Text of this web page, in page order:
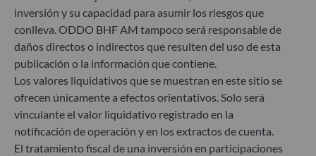
Gallusanlage 8
60329 Frankfurt am Main
+49 (0) 69 920 50 0
Sociedad Gestora de Carteras autorizada por la
Bundesanstalt für Finanzdienstleistungsaufsicht (“BaFin”)
Registro Comercial: HRB 11971 juzgado de primera
instancia de Düsseldorf
inversión y su capacidad para asumir los riesgos que
conlleva. ODDO BHF AM tampoco será responsable de
daños directos o indirectos que resulten del uso de esta
publicación o la información que contiene.
Los valores liquidativos que se muestran en este sitio se
ofrecen únicamente a efectos orientativos. Solo será
vinculante el valor liquidativo registrado en la
notificación de operación y en los extractos de cuenta.
El tratamiento fiscal de una inversión en participaciones